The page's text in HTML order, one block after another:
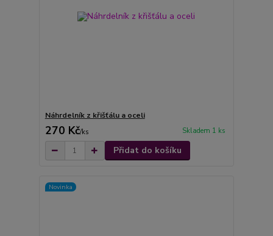
Náhrdelník z křišťálu a oceli
270 Kč/ks Skladem 1 ks
Přidat do košíku
Novinka